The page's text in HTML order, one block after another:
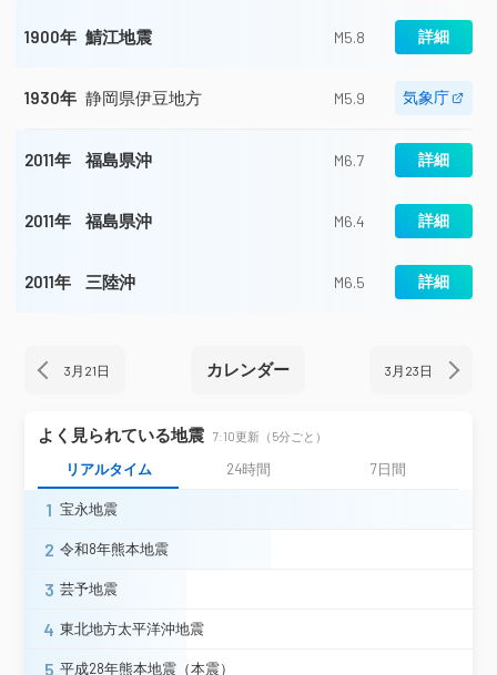
1900年 鯖江地震 M5.8 詳細
1930年 静岡県伊豆地方 M5.9 気象庁
2011年 福島県沖 M6.7 詳細
2011年 福島県沖 M6.4 詳細
2011年 三陸沖 M6.5 詳細
3月21日 カレンダー 3月23日
よく見られている地震 7:10更新（5分ごと）
リアルタイム 24時間 7日間
1 宝永地震
2 令和8年熊本地震
3 芸予地震
4 東北地方太平洋沖地震
5 平成28年熊本地震（本震）